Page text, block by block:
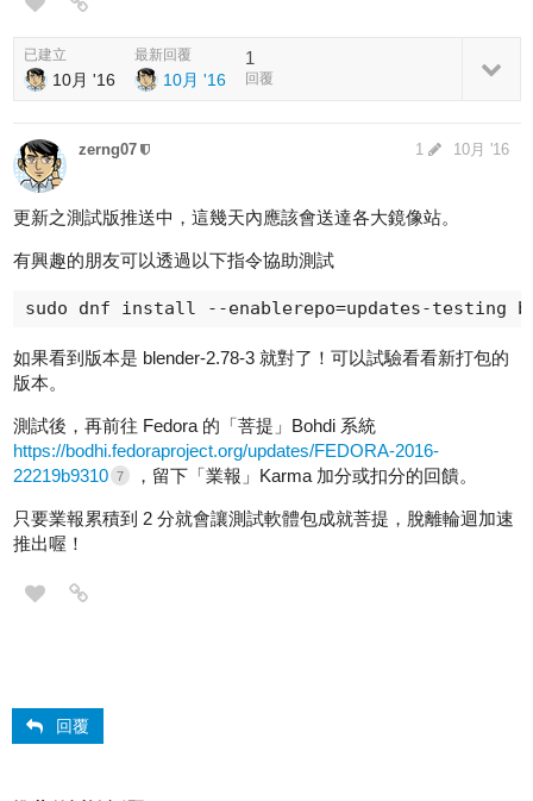
已建立
10月 '16
最新回覆
10月 '16
1
回覆
zerng07 10月 '16
1
更新之測試版推送中，這幾天內應該會送達各大鏡像站。
有興趣的朋友可以透過以下指令協助測試
sudo dnf install --enablerepo=updates-testing
如果看到版本是 blender-2.78-3 就對了！可以試驗看看新打包的
版本。
測試後，再前往 Fedora 的「菩提」Bohdi 系統
https://bodhi.fedoraproject.org/updates/FEDORA-2016-
22219b9310 7 ，留下「業報」Karma 加分或扣分的回饋。
只要業報累積到 2 分就會讓測試軟體包成就菩提，脫離輪迴加速
推出喔！
回覆